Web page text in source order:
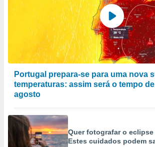
Portugal prepara-se para uma nova
temperaturas: assim será o tempo de
agosto
Quer fotografar o
Estes cuidados podem